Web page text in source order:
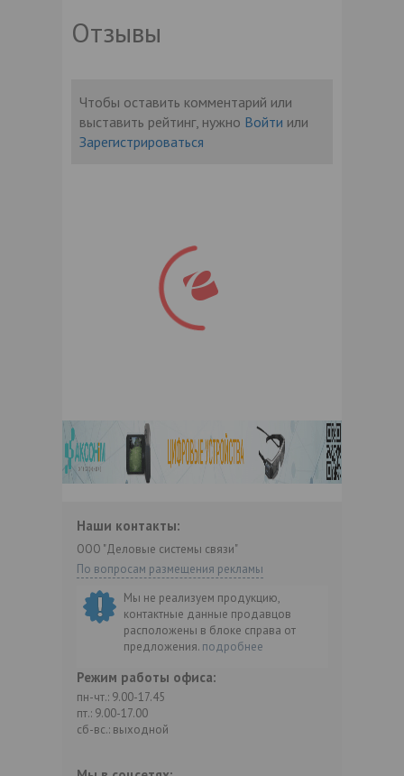
Отзывы
Чтобы оставить комментарий или
выставить рейтинг, нужно Войти или
Зарегистрироваться
Наши контакты:
ООО "Деловые системы связи"
По вопросам размещения рекламы
Мы не реализуем продукцию,
контактные данные продавцов
расположены в блоке справа от
предложения. подробнее
Режим работы офиса:
пн-чт.: 9.00-17.45
пт.: 9.00-17.00
сб-вс.: выходной